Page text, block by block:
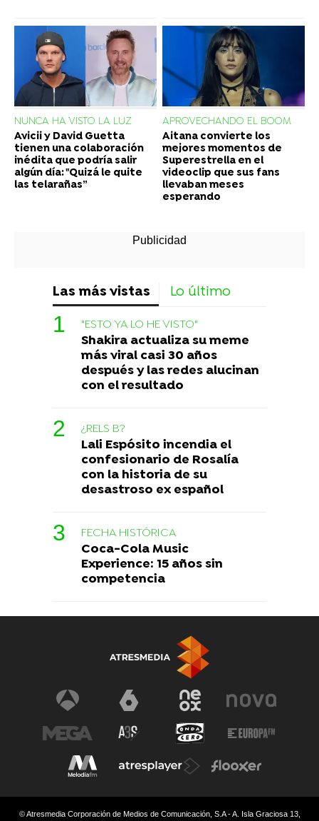
NUNCA HA VISTO LA LUZ
Avicii y David Guetta
tienen una colaboración
inédita que podría salir
algún día: "Quizá le quite
las telarañas”
APROVECHANDO EL BOOM
Aitana convierte los
mejores momentos de
Superestrella en el
videoclip que sus fans
llevaban meses
esperando
Las más vistas Lo último
"ESTO YA LO HE VISTO"
Shakira actualiza su meme
más viral casi 30 años
después y las redes alucinan
con el resultado
¿RELS B?
Lali Espósito incendia el
confesionario de Rosalía
con la historia de su
desastroso ex español
FECHA HISTÓRICA
Coca-Cola Music
Experience: 15 años sin
competencia
© Atresmedia Corporación de Medios de Comunicación, S.A - A. Isla Graciosa 13,